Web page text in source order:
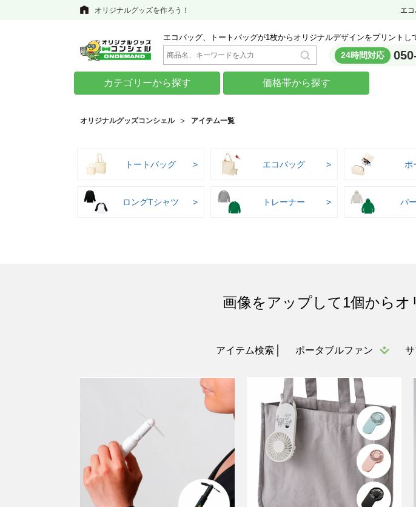
オリジナルグッズを作ろう！ エ
エコバッグ、トートバッグが1枚からオリジナルデザインをプリントし
24時間対応
カテゴリーから探す 価格帯から探す
オリジナルグッズコンシェル アイテム一覧
トートバッグ エコバッグ ポ
ロングTシャツ トレーナー パ
画像をアップして1個から
アイテム検索 ポータブルファン